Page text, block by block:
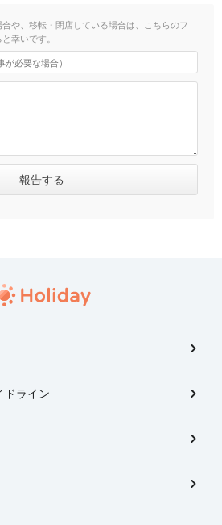
や、移転・閉店している場合は、こちらのフ
幸いです。
ドライン